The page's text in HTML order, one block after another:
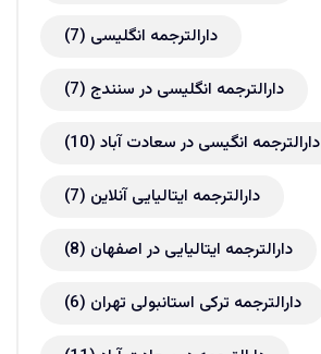
دارالترجمه انگلیسی (7)
دارالترجمه انگلیسی در سنندج (7)
دارالترجمه انگیسی در سعادت آباد (10)
دارالترجمه ایتالیایی آنلاین (7)
دارالترجمه ایتالیایی در اصفهان (8)
دارالترجمه ترکی استانبولی تهران (6)